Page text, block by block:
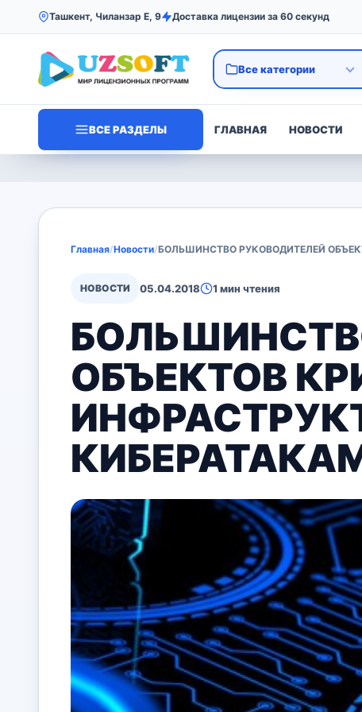
Ташкент, Чиланзар Е, 9 Доставка лицензии за 60 секунд
ВСЕ РАЗДЕЛЫ ГЛАВНАЯ НОВОСТИ
Главная/Новости/БОЛЬШИНСТВО РУКОВОДИТЕЛЕЙ
НОВОСТИ 05.04.2018 1 мин чтения
ОБЪЕКТОВ